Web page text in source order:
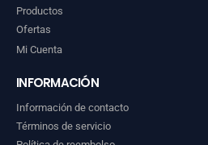
Productos
Ofertas
Mi Cuenta
INFORMACIÓN
Información de contacto
Términos de servicio